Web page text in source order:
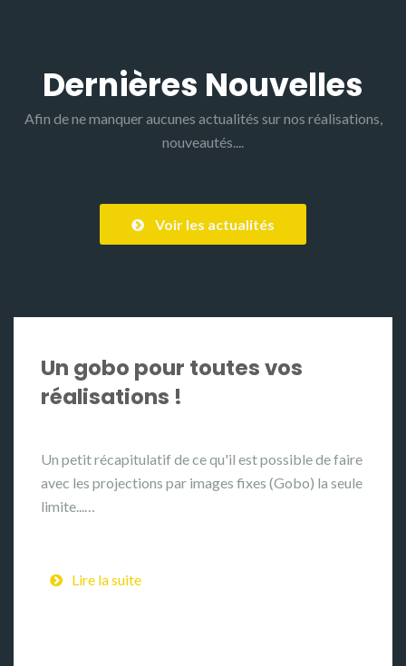
Dernières Nouvelles
Afin de ne manquer aucunes actualités sur nos réalisations,
nouveautés....
Voir les actualités
Un gobo pour toutes vos
réalisations !
Un petit récapitulatif de ce qu'il est possible de faire
avec les projections par images fixes (Gobo) la seule
limite...…
Lire la suite